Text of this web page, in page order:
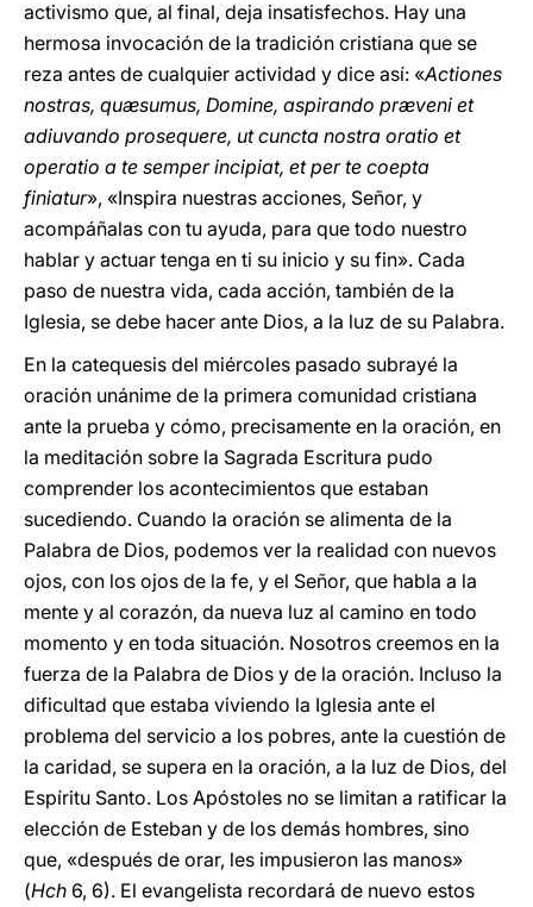
activismo que, al final, deja insatisfechos. Hay una
hermosa invocación de la tradición cristiana que se
reza antes de cualquier actividad y dice así: «Actiones
nostras, quæsumus, Domine, aspirando præveni et
adiuvando prosequere, ut cuncta nostra oratio et
operatio a te semper incipiat, et per te coepta
finiatur», «Inspira nuestras acciones, Señor, y
acompáñalas con tu ayuda, para que todo nuestro
hablar y actuar tenga en ti su inicio y su fin». Cada
paso de nuestra vida, cada acción, también de la
Iglesia, se debe hacer ante Dios, a la luz de su Palabra.
En la catequesis del miércoles pasado subrayé la
oración unánime de la primera comunidad cristiana
ante la prueba y cómo, precisamente en la oración, en
la meditación sobre la Sagrada Escritura pudo
comprender los acontecimientos que estaban
sucediendo. Cuando la oración se alimenta de la
Palabra de Dios, podemos ver la realidad con nuevos
ojos, con los ojos de la fe, y el Señor, que habla a la
mente y al corazón, da nueva luz al camino en todo
momento y en toda situación. Nosotros creemos en la
fuerza de la Palabra de Dios y de la oración. Incluso la
dificultad que estaba viviendo la Iglesia ante el
problema del servicio a los pobres, ante la cuestión de
la caridad, se supera en la oración, a la luz de Dios, del
Espíritu Santo. Los Apóstoles no se limitan a ratificar la
elección de Esteban y de los demás hombres, sino
que, «después de orar, les impusieron las manos»
(Hch 6, 6). El evangelista recordará de nuevo estos